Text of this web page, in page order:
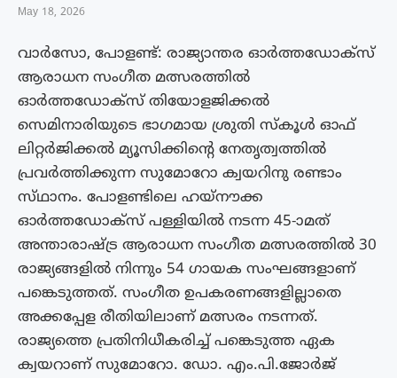
May 18, 2026
വാർസോ, പോളണ്ട്: രാജ്യാന്തര ഓർത്തഡോക്‌സ്
ആരാധന സംഗീത മത്സരത്തിൽ
ഓർത്തഡോക്സ് തിയോളജിക്കൽ
സെമിനാരിയുടെ ഭാഗമായ ശ്രുതി സ്‌കൂൾ ഓഫ്
ലിറ്റർജിക്കൽ മ്യൂസിക്കിന്റെ നേതൃത്വത്തിൽ
പ്രവർത്തിക്കുന്ന സുമോറോ ക്വയറിനു രണ്ടാം
സ്‌ഥാനം. പോളണ്ടിലെ ഹയ്‌നൗക്ക
ഓർത്തഡോക്സ് പള്ളിയിൽ നടന്ന 45-ാമത്
അന്താരാഷ്ട്ര ആരാധന സംഗീത മത്സരത്തിൽ 30
രാജ്യങ്ങളിൽ നിന്നും 54 ഗായക സംഘങ്ങളാണ്
പങ്കെടുത്തത്. സംഗീത ഉപകരണങ്ങളില്ലാതെ
അക്കപ്പേള രീതിയിലാണ് മത്സരം നടന്നത്.
രാജ്യത്തെ പ്രതിനിധീകരിച്ച് പങ്കെടുത്ത ഏക
ക്വയറാണ് സുമോറോ. ഡോ. എം.പി.ജോർജ്